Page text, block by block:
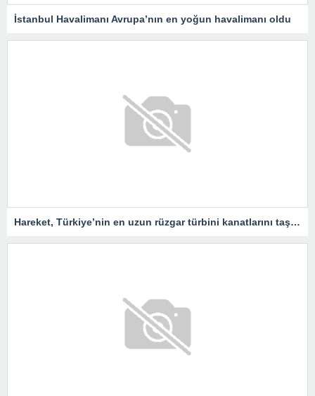
İstanbul Havalimanı Avrupa’nın en yoğun havalimanı oldu
Hareket, Türkiye’nin en uzun rüzgar türbini kanatlarını taşıdı